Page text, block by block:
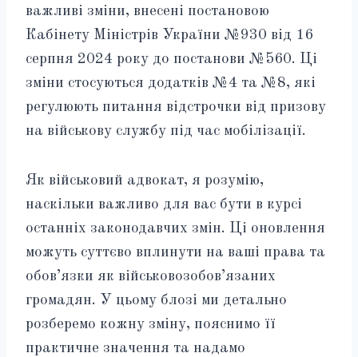
важливі зміни, внесені постановою
Кабінету Міністрів України №930 від 16
серпня 2024 року до постанови №560. Ці
зміни стосуються додатків №4 та №8, які
регулюють питання відстрочки від призову
на військову службу під час мобілізації.
Як військовий адвокат, я розумію,
наскільки важливо для вас бути в курсі
останніх законодавчих змін. Ці оновлення
можуть суттєво вплинути на ваші права та
обов’язки як військовозобов’язаних
громадян. У цьому блозі ми детально
розберемо кожну зміну, пояснимо її
практичне значення та надамо